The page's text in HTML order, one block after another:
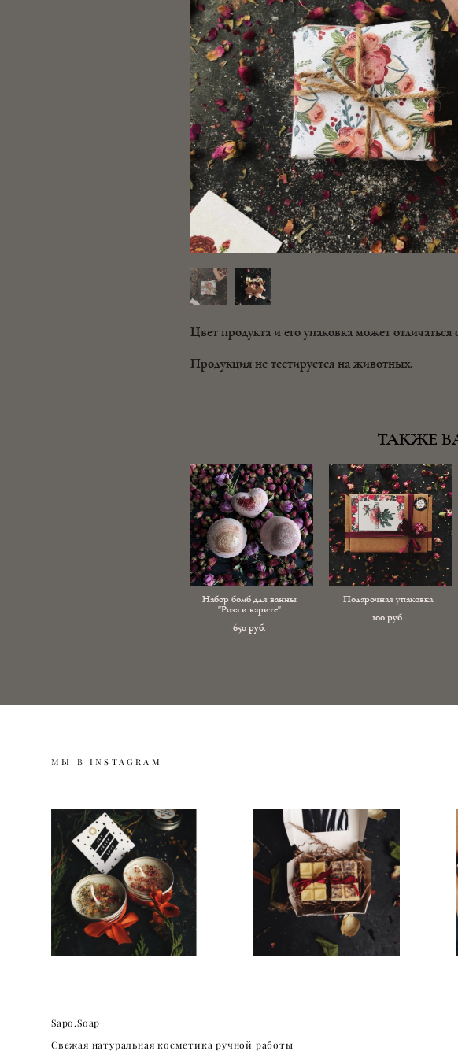
Цвет продукта и его упаковка может
Продукция не тестируется на животных.
ТАКЖЕ
Набор бомб для ванны
"Роза и карите"
650 pуб.
Подарочная упаковка
100 pуб.
МЫ В INSTAGRAM
Sapo.Soap
Свежая натуральная косметика ручной работы